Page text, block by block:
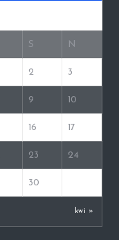
S N
2 3
9 10
16 17
23 24
30
kwi »